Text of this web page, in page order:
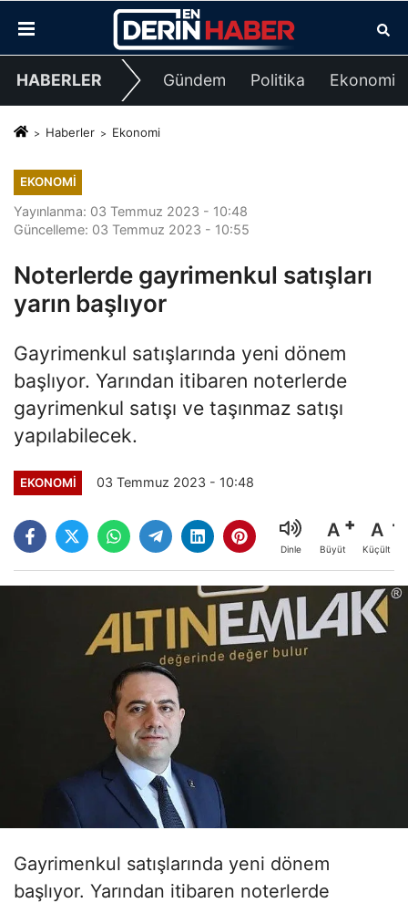
HABERLER Gündem Politika Ekonomi
Haberler Ekonomi
EKONOMI
Yayınlanma: 03 Temmuz 2023 - 10:48
Güncelleme: 03 Temmuz 2023 - 10:55
Noterlerde gayrimenkul satışları
yarın başlıyor
Gayrimenkul satışlarında yeni dönem
başlıyor. Yarından itibaren noterlerde
gayrimenkul satışı ve taşınmaz satışı
yapılabilecek.
EKONOMI 03 Temmuz 2023 - 10:48
Dinle
A
Büyüt
A
Küçült
Gayrimenkul satışlarında yeni dönem
başlıyor. Yarından itibaren noterlerde